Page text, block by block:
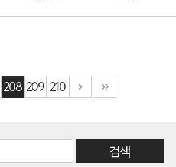
208 209 210